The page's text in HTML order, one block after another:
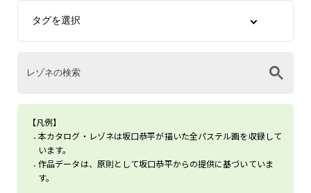
【凡例】
本カタログ・レゾネは坂口恭平が描いた全パステル画を収録して
います。
作品データは、原則として坂口恭平からの提供に基づいていま
す。